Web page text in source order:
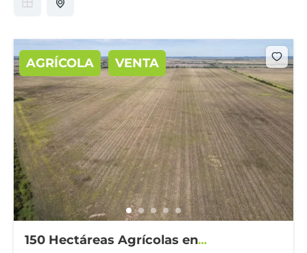
AGRÍCOLA VENTA
150 Hectáreas Agrícolas en